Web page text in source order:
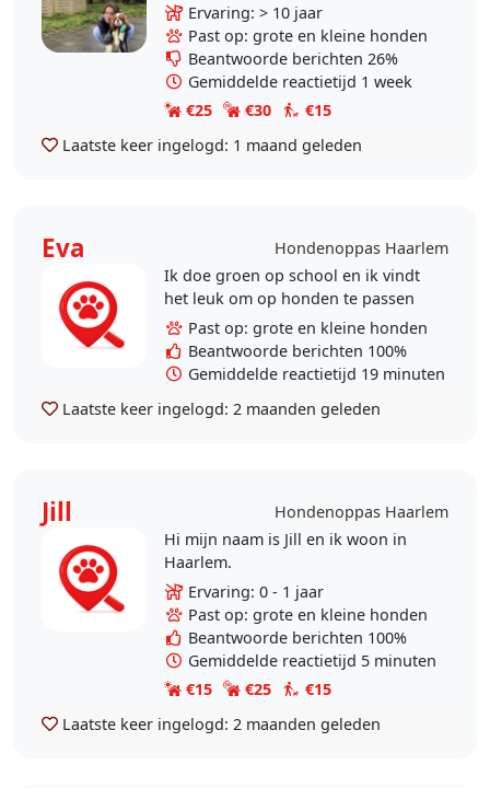
Ervaring: > 10 jaar
Past op: grote en kleine honden
Beantwoorde berichten 26%
Gemiddelde reactietijd 1 week
€25
€30
€15
Laatste keer ingelogd: 1 maand geleden
Eva
Hondenoppas Haarlem
Ik doe groen op school en ik vindt
het leuk om op honden te passen
Past op: grote en kleine honden
Beantwoorde berichten 100%
Gemiddelde reactietijd 19 minuten
Laatste keer ingelogd: 2 maanden geleden
Jill
Hondenoppas Haarlem
Hi mijn naam is Jill en ik woon in
Haarlem.
Ervaring: 0 - 1 jaar
Past op: grote en kleine honden
Beantwoorde berichten 100%
Gemiddelde reactietijd 5 minuten
€15
€25
€15
Laatste keer ingelogd: 2 maanden geleden